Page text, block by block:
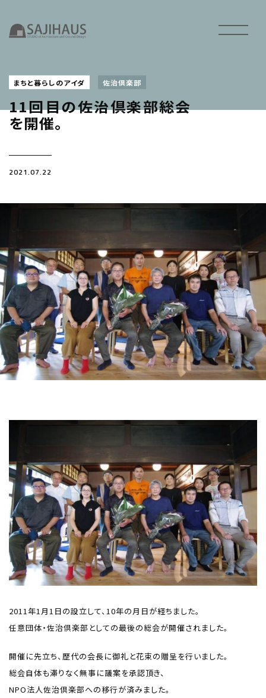
まちと暮らしのアイダ 佐治倶楽部
11回目の佐治倶楽部総会
を開催。
2021.07.22
2011年1月1日の設立して、10年の月日が経ちました。
任意団体・佐治倶楽部としての最後の総会が開催されました。
開催に先立ち、歴代の会長に御礼と花束の贈呈を行いました。
総会自体も滞りなく無事に議案を承認頂き、
NPO法人佐治倶楽部への移行が済みました。